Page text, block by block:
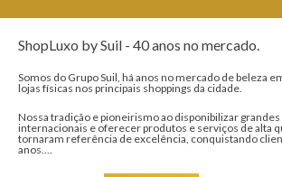
ShopLuxo by Suil - 40 anos no mercado.
Somos do Grupo Suil, há anos no mercado de beleza
lojas físicas nos principais shoppings da cidade.
Nossa tradição e pioneirismo ao disponibilizar grandes
internacionais e oferecer produtos e serviços de alta
tornaram referência de excelência, conquistando
anos....